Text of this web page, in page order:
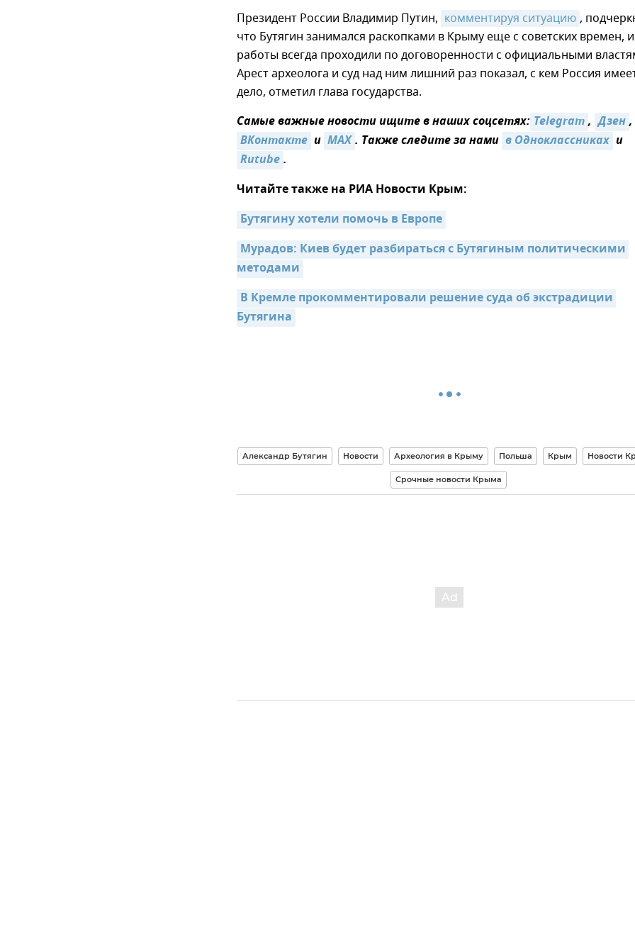
Президент России Владимир Путин, комментируя ситуацию ,
что Бутягин занимался раскопками в Крыму еще с советских времен,
работы всегда проходили по договоренности с официальными
Арест археолога и суд над ним лишний раз показал, с кем Россия
дело, отметил глава государства.
Самые важные новости ищите в наших соцсетях: Telegram, Дзен,
ВКонтакте и MAX. Также следите за нами в Одноклассниках и
Rutube.
Читайте также на РИА Новости Крым:
Бутягину хотели помочь в Европе
Мурадов: Киев будет разбираться с Бутягиным политическими
методами
В Кремле прокомментировали решение суда об экстрадиции
Бутягина
Александр Бутягин Новости Археология в Крыму Польша Крым Новости
Срочные новости Крыма